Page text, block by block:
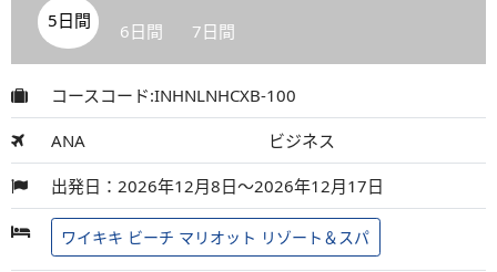
5日間 6日間 7日間
コースコード:INHNLNHCXB-100
ANA ビジネス
出発日：2026年12月8日～2026年12月17日
ワイキキ ビーチ マリオット リゾート＆スパ